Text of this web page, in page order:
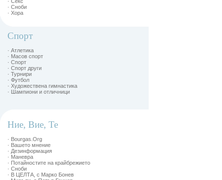
· Сноби
· Хора
Спорт
· Атлетика
· Масов спорт
· Спорт
· Спорт други
· Турнири
· Футбол
· Художествена гимнастика
· Шампиони и отличници
Ние, Вие, Те
· Bourgas.Org
· Вашето мнение
· Дезинформация
· Маневра
· Потайностите на крайбрежието
· Сноби
· В ЦЕЛТА, с Марко Бонев